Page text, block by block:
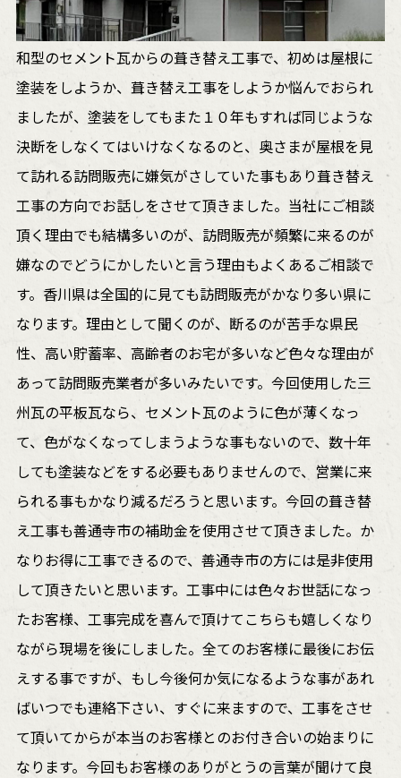
和型のセメント瓦からの葺き替え工事で、初めは屋根に
塗装をしようか、葺き替え工事をしようか悩んでおられ
ましたが、塗装をしてもまた１０年もすれば同じような
決断をしなくてはいけなくなるのと、奥さまが屋根を見
て訪れる訪問販売に嫌気がさしていた事もあり葺き替え
工事の方向でお話しをさせて頂きました。当社にご相談
頂く理由でも結構多いのが、訪問販売が頻繁に来るのが
嫌なのでどうにかしたいと言う理由もよくあるご相談で
す。香川県は全国的に見ても訪問販売がかなり多い県に
なります。理由として聞くのが、断るのが苦手な県民
性、高い貯蓄率、高齢者のお宅が多いなど色々な理由が
あって訪問販売業者が多いみたいです。今回使用した三
州瓦の平板瓦なら、セメント瓦のように色が薄くなっ
て、色がなくなってしまうような事もないので、数十年
しても塗装などをする必要もありませんので、営業に来
られる事もかなり減るだろうと思います。今回の葺き替
え工事も善通寺市の補助金を使用させて頂きました。か
なりお得に工事できるので、善通寺市の方には是非使用
して頂きたいと思います。工事中には色々お世話になっ
たお客様、工事完成を喜んで頂けてこちらも嬉しくなり
ながら現場を後にしました。全てのお客様に最後にお伝
えする事ですが、もし今後何か気になるような事があれ
ばいつでも連絡下さい、すぐに来ますので、工事をさせ
て頂いてからが本当のお客様とのお付き合いの始まりに
なります。今回もお客様のありがとうの言葉が聞けて良